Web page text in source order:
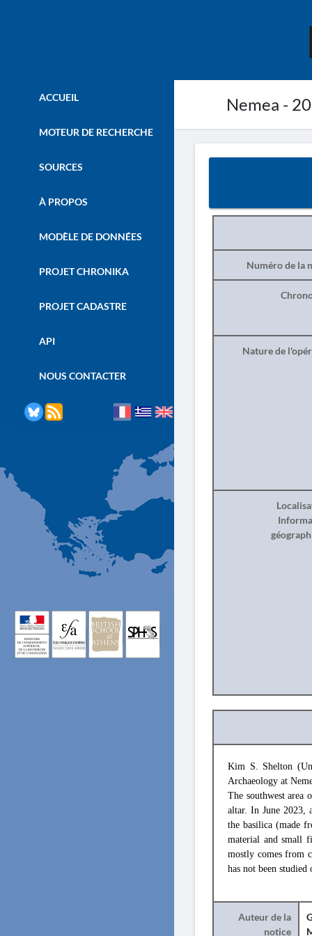
Nemea -
ACCUEIL
MOTEUR DE RECHERCHE
SOURCES
À PROPOS
MODÈLE DE DONNÉES
PROJET CHRONIKA
PROJET CADASTRE
API
NOUS CONTACTER
Numéro de la
Nature de
Kim S. Shelton
Archaeology at
The southwest area
altar. In June 2023,
the basilica (made
material and small
mostly comes from
has not been
Auteur de la
notice